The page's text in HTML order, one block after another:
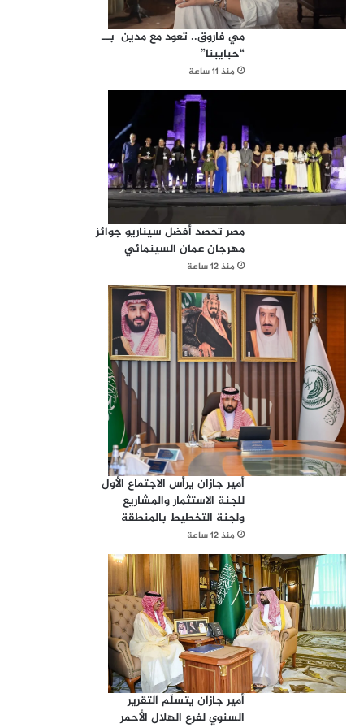
مي فاروق.. تعود مع مدين بــ
“حبايبنا”
منذ 11 ساعة
مصر تحصد أفضل سيناريو جوائز
مهرجان عمان السينمائي
منذ 12 ساعة
أمير جازان يرأس الاجتماع الأول
للجنة الاستثمار والمشاريع
ولجنة التخطيط بالمنطقة
منذ 12 ساعة
أمير جازان يتسلّم التقرير
السنوي لفرع الهلال الأحمر